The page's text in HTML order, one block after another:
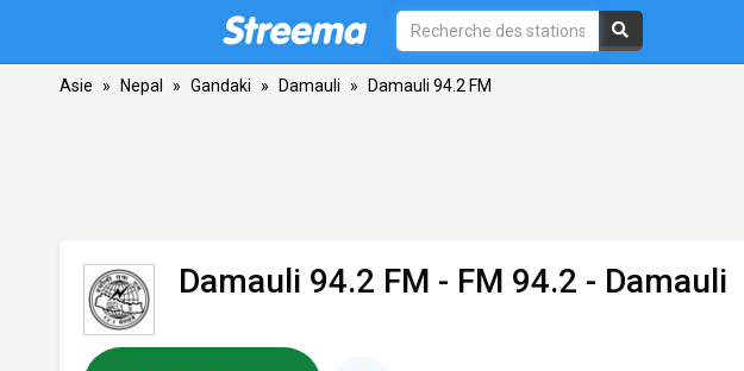
Asie » Nepal » Gandaki » Damauli » Damauli 94.2 FM
Damauli 94.2 FM - FM 94.2 - Damauli